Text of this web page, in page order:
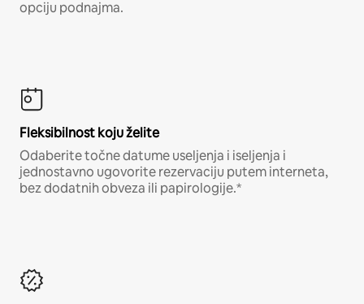
opciju podnajma.
Fleksibilnost koju želite
Odaberite točne datume useljenja i iseljenja i
jednostavno ugovorite rezervaciju putem interneta,
bez dodatnih obveza ili papirologije.*